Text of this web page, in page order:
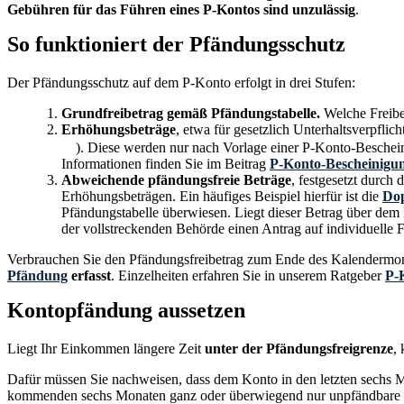
Gebühren für das Führen eines P-Kontos sind unzulässig.
So funktioniert der Pfändungsschutz
Der Pfändungsschutz auf dem P-Konto erfolgt in drei Stufen:
Grundfreibetrag gemäß Pfändungstabelle. Welche
Erhöhungsbeträge, etwa für gesetzlich
). Diese werden nur nach Vorlage einer P-Konto-
Informationen finden Sie im Beitrag P-Konto-
Abweichende pfändungsfreie Beträge, festgesetzt durch
Erhöhungsbeträgen. Ein häufiges Beispiel hierfür ist die
Pfändungstabelle überwiesen. Liegt dieser Betrag über
der vollstreckenden Behörde einen Antrag auf individuelle
Verbrauchen Sie den Pfändungsfreibetrag zum Ende des
Pfändung erfasst. Einzelheiten erfahren Sie in unserem RatgeberP-
Kontopfändung aussetzen
Liegt Ihr Einkommen längere Zeit unter der Pfändungsfreigrenze,
Dafür müssen Sie nachweisen, dass dem Konto in den letzten
kommenden sechs Monaten ganz oder überwiegend nur